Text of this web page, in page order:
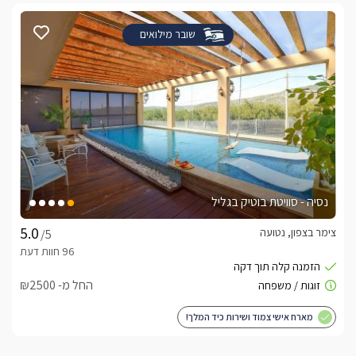
שובר מילואים
נסיה - סוויטת בוטיק בגליל
/5
צימר בצפון, נטועה
החל מ- ₪2500
מארח אישי צמוד ושירות כיד המלך!